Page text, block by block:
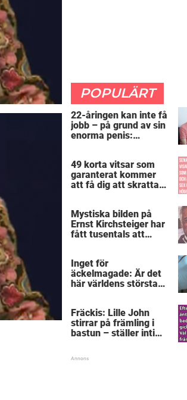
POPULÄRT
22-åringen kan inte få
jobb – på grund av sin
enorma penis:
49 korta vitsar som
garanterat kommer
att få dig att skratta
Mystiska bilden på
Ernst Kirchsteiger har
fått tusentals att
Inget för
äckelmagade: Är det
här världens största
Fräckis: Lille John
stirrar på främling i
bastun – ställer intim